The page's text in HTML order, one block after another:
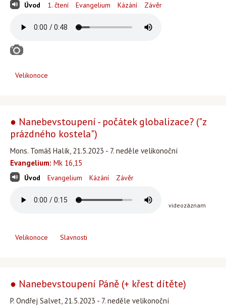
Úvod 1. čtení Evangelium Kázání Závěr
Velikonoce
● Nanebevstoupení - počátek globalizace? ("z
prázdného kostela")
Mons. Tomáš Halík, 21.5.2023 - 7. neděle velikonoční
Evangelium: Mk 16,15
Úvod Evangelium Kázání Závěr
videozáznam
Velikonoce Slavnosti
● Nanebevstoupení Páně (+ křest dítěte)
P. Ondřej Salvet, 21.5.2023 - 7. neděle velikonoční